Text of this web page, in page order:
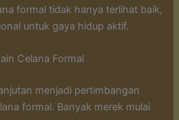
formal tidak hanya terlihat baik,
untuk gaya hidup aktif.
Celana Formal
menjadi pertimbangan
formal. Banyak merek mulai